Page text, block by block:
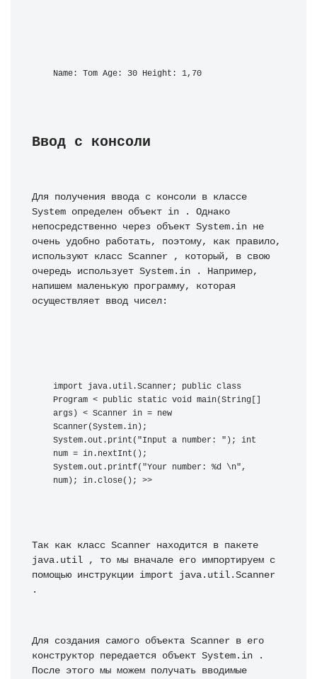
Name: Tom Age: 30 Height: 1,70
Ввод с консоли
Для получения ввода с консоли в классе
System определен объект in . Однако
непосредственно через объект System.in не
очень удобно работать, поэтому, как правило,
используют класс Scanner , который, в свою
очередь использует System.in . Например,
напишем маленькую программу, которая
осуществляет ввод чисел:
import java.util.Scanner; public class
Program < public static void main(String[]
args) < Scanner in = new
Scanner(System.in);
System.out.print("Input a number: "); int
num = in.nextInt();
System.out.printf("Your number: %d \n",
num); in.close(); >>
Так как класс Scanner находится в пакете
java.util , то мы вначале его импортируем с
помощью инструкции import java.util.Scanner
.
Для создания самого объекта Scanner в его
конструктор передается объект System.in .
После этого мы можем получать вводимые